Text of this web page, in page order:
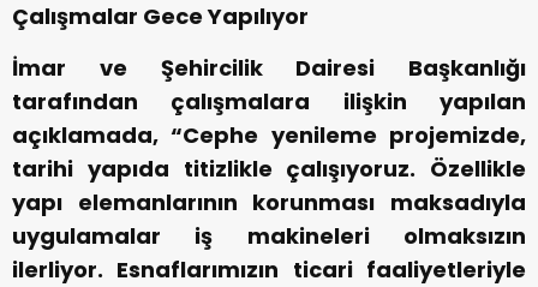
Çalışmalar Gece Yapılıyor
İmar ve Şehircilik Dairesi Başkanlığı
tarafından çalışmalara ilişkin yapılan
açıklamada, “Cephe yenileme projemizde,
tarihi yapıda titizlikle çalışıyoruz. Özellikle
yapı elemanlarının korunması maksadıyla
uygulamalar iş makineleri olmaksızın
ilerliyor. Esnaflarımızın ticari faaliyetleriyle